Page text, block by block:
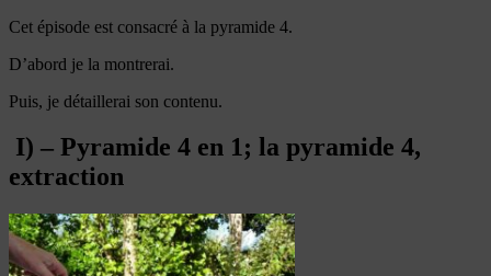
Cet épisode est consacré à la pyramide 4.
D’abord je la montrerai.
Puis, je détaillerai son contenu.
I) – Pyramide 4 en 1; la pyramide 4,
extraction